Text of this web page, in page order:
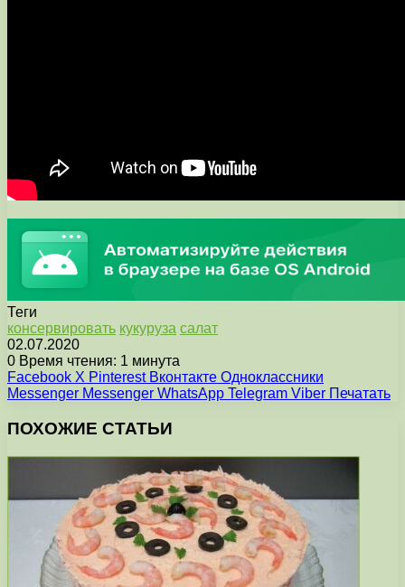
Теги
консервировать кукуруза салат
02.07.2020
0 Время чтения: 1 минута
Facebook X Pinterest Вконтакте Одноклассники
Messenger Messenger WhatsApp Telegram Viber Печатать
ПОХОЖИЕ СТАТЬИ